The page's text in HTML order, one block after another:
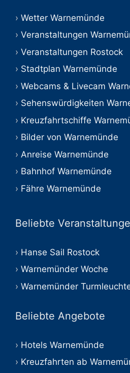
Wetter Warnemünde
Veranstaltungen
Veranstaltungen Rostock
Stadtplan Warnemünde
Webcams & Livecam
Sehenswürdigkeiten
Kreuzfahrtschiffe
Bilder von Warnemünde
Anreise Warnemünde
Bahnhof Warnemünde
Fähre Warnemünde
Beliebte
Hanse Sail Rostock
Warnemünder Woche
Warnemünder
Beliebte Angebote
Hotels Warnemünde
Kreuzfahrten ab